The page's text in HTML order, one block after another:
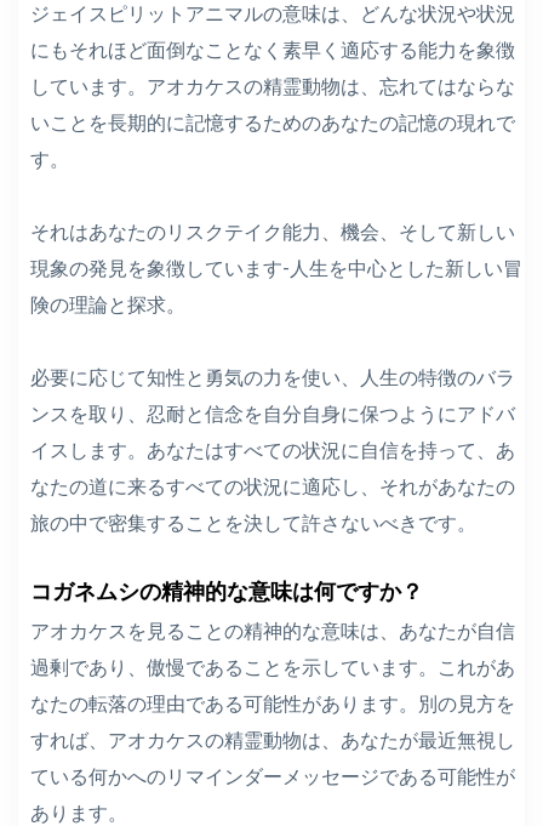
ジェイスピリットアニマルの意味は、どんな状況や状況
にもそれほど面倒なことなく素早く適応する能力を象徴
しています。アオカケスの精霊動物は、忘れてはならな
いことを長期的に記憶するためのあなたの記憶の現れで
す。
それはあなたのリスクテイク能力、機会、そして新しい
現象の発見を象徴しています-人生を中心とした新しい冒
険の理論と探求。
必要に応じて知性と勇気の力を使い、人生の特徴のバラ
ンスを取り、忍耐と信念を自分自身に保つようにアドバ
イスします。あなたはすべての状況に自信を持って、あ
なたの道に来るすべての状況に適応し、それがあなたの
旅の中で密集することを決して許さないべきです。
コガネムシの精神的な意味は何ですか？
アオカケスを見ることの精神的な意味は、あなたが自信
過剰であり、傲慢であることを示しています。これがあ
なたの転落の理由である可能性があります。別の見方を
すれば、アオカケスの精霊動物は、あなたが最近無視し
ている何かへのリマインダーメッセージである可能性が
あります。